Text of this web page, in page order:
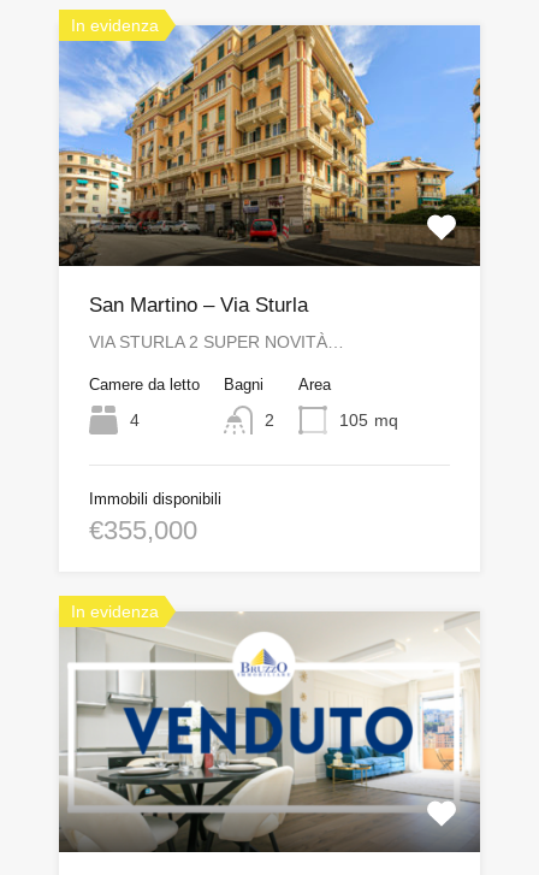
In evidenza
San Martino – Via Sturla
VIA STURLA 2 SUPER NOVITÀ…
Camere da letto
4
Bagni
2
Area
105 mq
Immobili disponibili
€355,000
In evidenza